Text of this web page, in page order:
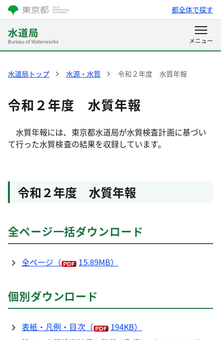
都全体で探す
水道局トップ 水源・水質 令和２年度 水質年報
令和２年度 水質年報
水質年報には、東京都水道局が水質検査計画に基づい
て行った水質検査の結果を収録しています。
令和２年度 水質年報
全ページ一括ダウンロード
全ページ （ 15.89MB）
個別ダウンロード
表紙・凡例・目次 （
194KB）